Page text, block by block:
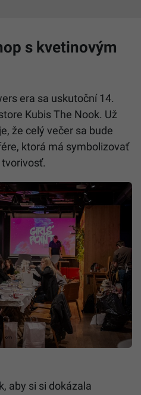
s kvetinovým
era sa uskutoční 14.
Kubis The Nook. Už
že celý večer sa bude
ktorá má symbolizovať
aby si si dokázala